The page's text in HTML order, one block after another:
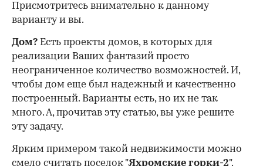
Присмотритесь внимательно к данному
варианту и вы.
Дом? Есть проекты домов, в которых для
реализации Ваших фантазий просто
неограниченное количество возможностей. И,
чтобы дом еще был надежный и качественно
построенный. Варианты есть, но их не так
много. А, прочитав эту статью, вы уже решите
эту задачу.
Ярким примером такой недвижимости можно
смело считать поселок "Яхромские горки-2".